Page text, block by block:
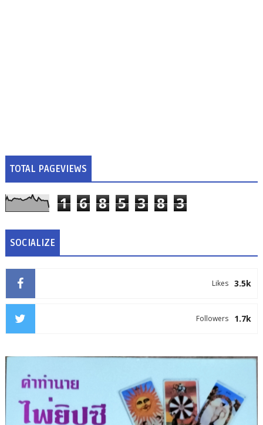
TOTAL PAGEVIEWS
1 6 8 5 3 8 3
SOCIALIZE
3.5k
Likes
1.7k
Followers